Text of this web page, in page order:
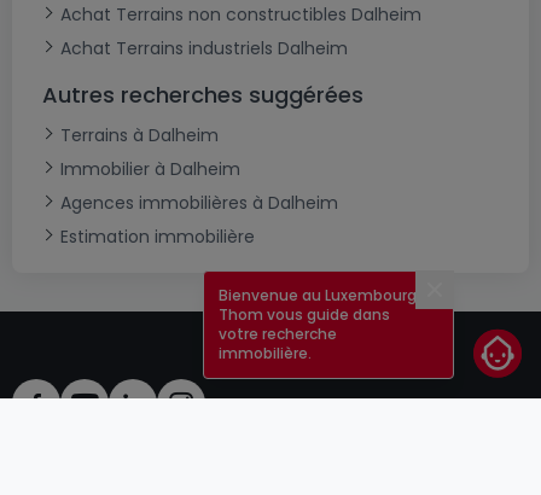
Achat Terrains non constructibles Dalheim
Achat Terrains industriels Dalheim
Autres recherches suggérées
Terrains à Dalheim
Immobilier à Dalheim
Agences immobilières à Dalheim
Estimation immobilière
Bienvenue au Luxembourg !
Thom vous guide dans
votre recherche
immobilière.